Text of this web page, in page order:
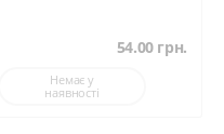
54.00 грн.
Немає у
наявності